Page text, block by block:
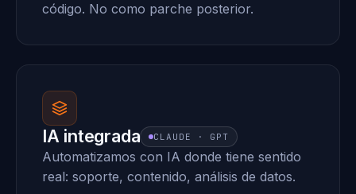
código. No como parche posterior.
IA integrada CLAUDE · GPT
Automatizamos con IA donde tiene sentido
real: soporte, contenido, análisis de datos.